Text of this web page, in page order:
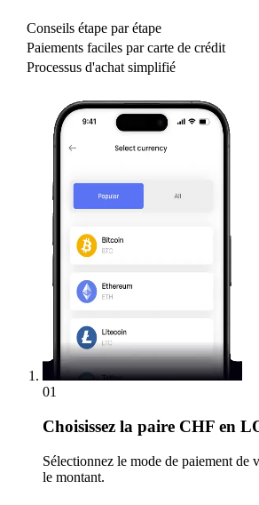
Conseils étape par étape
Paiements faciles par carte de crédit
Processus d'achat simplifié
01
Choisissez la paire CHF en
Sélectionnez le mode de paiement de
le montant.